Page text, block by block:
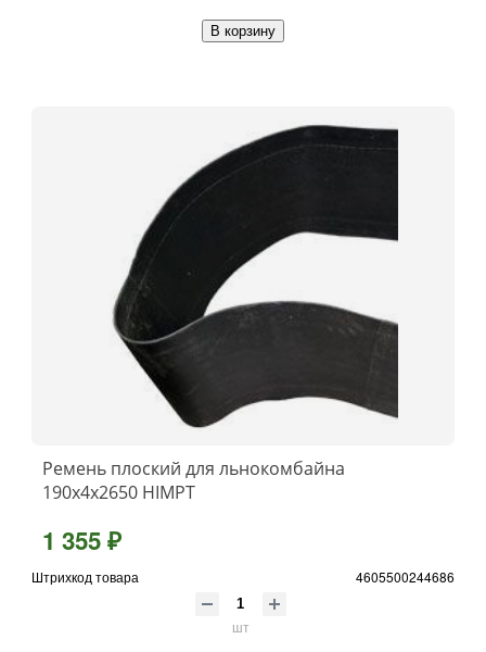
В корзину
Ремень плоский для льнокомбайна
190х4х2650 HIMPT
1 355 ₽
Штрихкод товара 4605500244686
шт